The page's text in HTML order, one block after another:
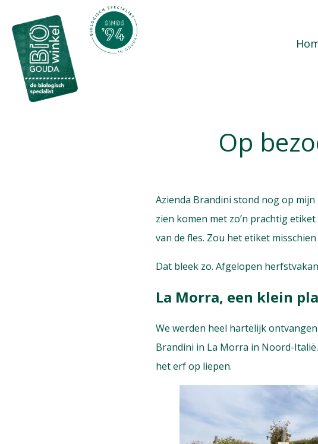
Op
Azienda Brandini stond nog op
zien komen met zo’n prachtig
van de fles. Zou het etiket
Dat bleek zo. Afgelopen
La Morra, een klein
We werden heel hartelijk
Brandini in La Morra in Noord-
het erf op liepen.